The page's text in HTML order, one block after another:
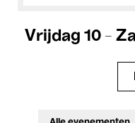
Vrijdag 10 -